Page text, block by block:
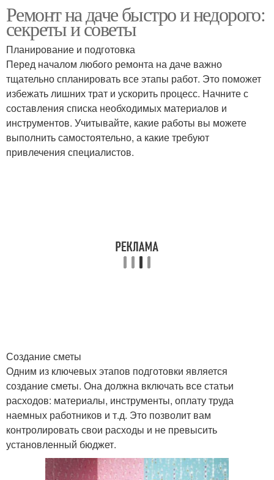
Ремонт на даче быстро и недорого:
секреты и советы
Планирование и подготовка
Перед началом любого ремонта на даче важно
тщательно спланировать все этапы работ. Это поможет
избежать лишних трат и ускорить процесс. Начните с
составления списка необходимых материалов и
инструментов. Учитывайте, какие работы вы можете
выполнить самостоятельно, а какие требуют
привлечения специалистов.
Создание сметы
Одним из ключевых этапов подготовки является
создание сметы. Она должна включать все статьи
расходов: материалы, инструменты, оплату труда
наемных работников и т.д. Это позволит вам
контролировать свои расходы и не превысить
установленный бюджет.